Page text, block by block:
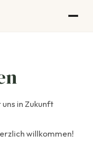
in Zukunft
willkommen!